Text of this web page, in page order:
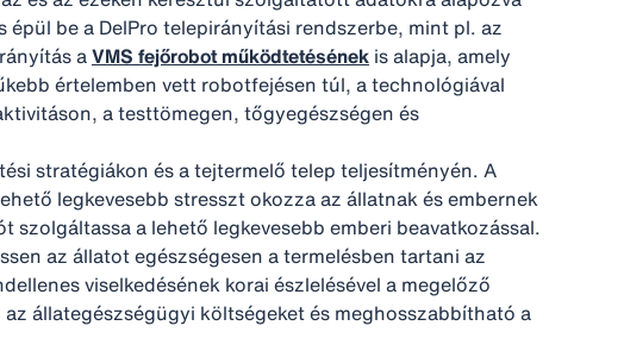
be a DelPro telepirányítási rendszerbe, mint pl. az
aVMS fejőrobot működtetésének is alapja, amely
értelemben vett robotfejésen túl, a technológiával
a testtömegen, tőgyegészségen és
stratégiákon és a tejtermelő telep teljesítményén. A
legkevesebb stresszt okozza az állatnak és embernek
a lehető legkevesebb emberi beavatkozással.
az állatot egészségesen a termelésben tartani az
viselkedésének korai észlelésével a megelőző
állategészségügyi költségeket és meghosszabbítható a